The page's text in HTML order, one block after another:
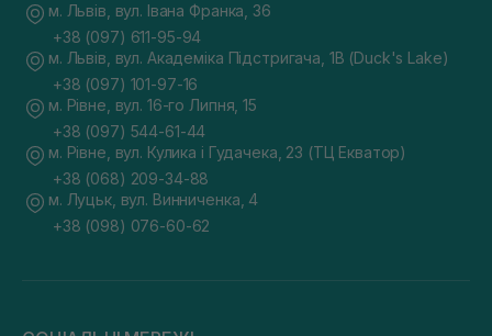
м. Львів, вул. Івана Франка, 36
+38 (097) 611-95-94
м. Львів, вул. Академіка Підстригача, 1В (Duck's Lake)
+38 (097) 101-97-16
м. Рівне, вул. 16-го Липня, 15
+38 (097) 544-61-44
м. Рівне, вул. Кулика і Гудачека, 23 (ТЦ Екватор)
+38 (068) 209-34-88
м. Луцьк, вул. Винниченка, 4
+38 (098) 076-60-62